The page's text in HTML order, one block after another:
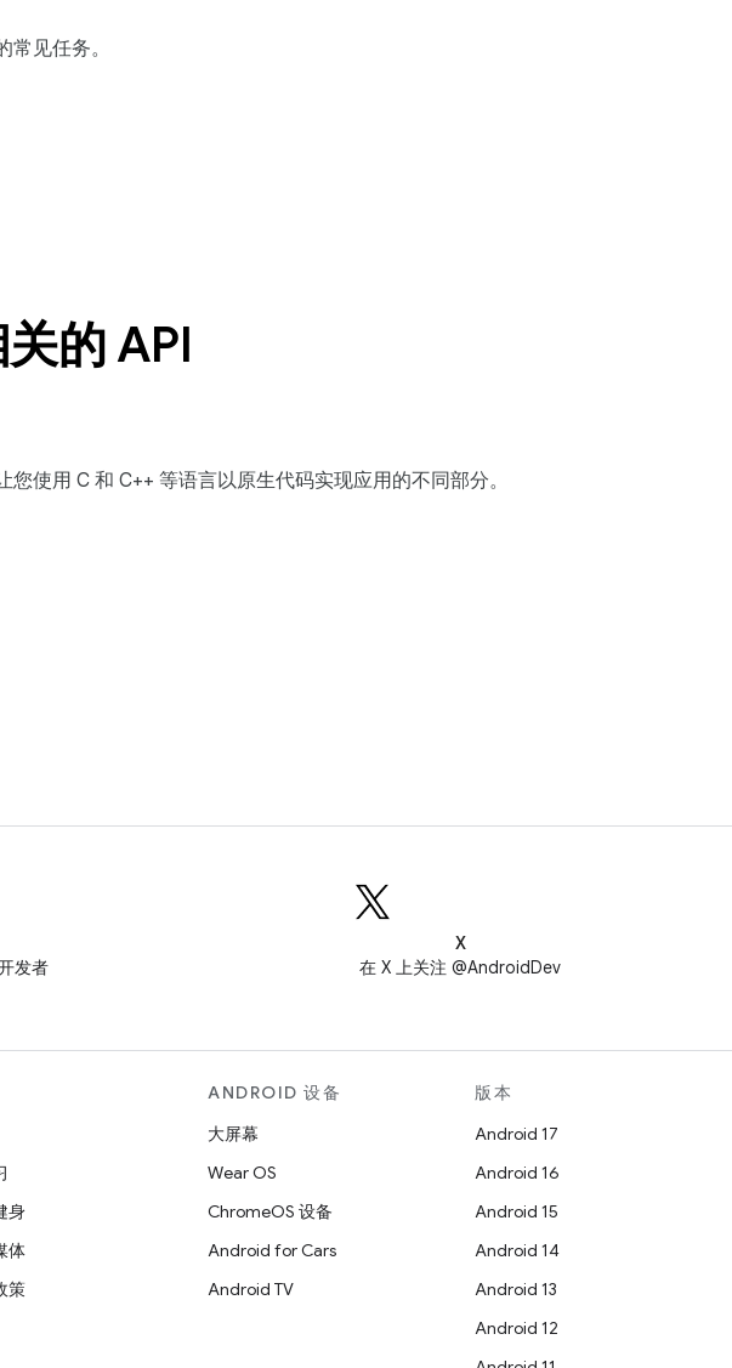
见任务。
的 API
使用 C 和 C++ 等语言以原生代码实现应用的不同部分。
发者
X
在 X 上关注 @AndroidDev
身
体
策
ANDROID 设备
大屏幕
Wear OS
ChromeOS 设备
Android for Cars
Android TV
版本
Android 17
Android 16
Android 15
Android 14
Android 13
Android 12